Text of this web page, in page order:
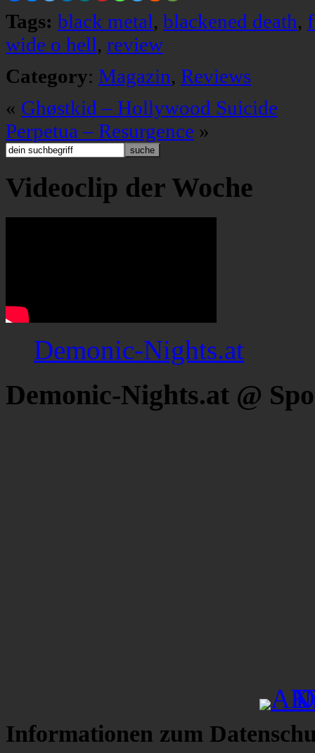
Tags: black metal, blackened death,
wide o hell, review
Category: Magazin, Reviews
« Ghøstkid – Hollywood Suicide
Perpetua – Resurgence »
Videoclip der Woche
Demonic-Nights.at
Demonic-Nights.at @
Informationen zum